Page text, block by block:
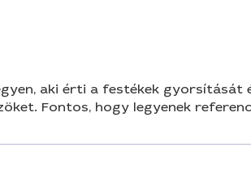
aki érti a festékek gyorsítását
Fontos, hogy legyenek